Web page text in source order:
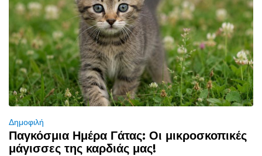
Δημοφιλή
Παγκόσμια Ημέρα Γάτας: Οι μικροσκοπικές
μάγισσες της καρδιάς μας!